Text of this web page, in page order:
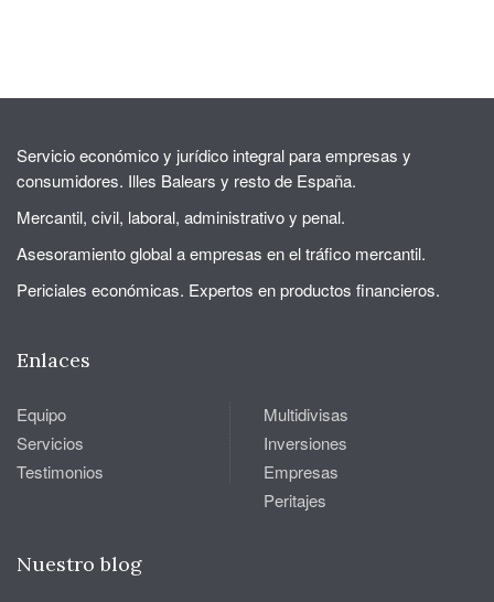
Servicio económico y jurídico integral para empresas y
consumidores. Illes Balears y resto de España.
Mercantil, civil, laboral, administrativo y penal.
Asesoramiento global a empresas en el tráfico mercantil.
Periciales económicas. Expertos en productos financieros.
Enlaces
Equipo
Servicios
Testimonios
Multidivisas
Inversiones
Empresas
Peritajes
Nuestro blog